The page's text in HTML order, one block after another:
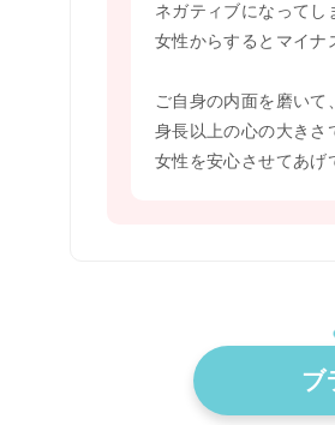
ネガティブになってし
女性からするとマイ
ご自身の内面を磨いて、
身長以上の心の大きさ
女性を安心させてあげ
ブ